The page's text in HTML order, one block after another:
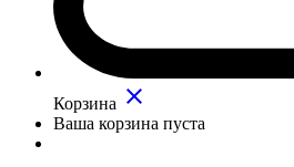
Корзина close
Ваша корзина пуста